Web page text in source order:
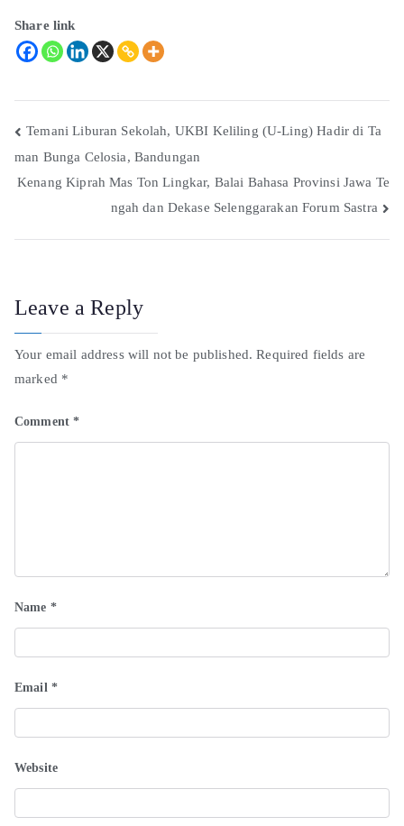
Share link
Temani Liburan Sekolah, UKBI Keliling (U-Ling) Hadir di Ta
man Bunga Celosia, Bandungan
Kenang Kiprah Mas Ton Lingkar, Balai Bahasa Provinsi Jawa Te
ngah dan Dekase Selenggarakan Forum Sastra
Leave a Reply
Your email address will not be published. Required fields are
marked *
Comment*
Name *
Email *
Website